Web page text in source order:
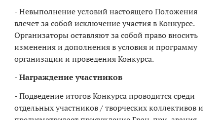
- Невыполнение условий настоящего Положения
влечет за собой исключение участия в Конкурсе.
Организаторы оставляют за собой право вносить
изменения и дополнения в условия и программу
организации и проведения Конкурса.
- Награждение участников
- Подведение итогов Конкурса проводится среди
отдельных участников / творческих коллективов и